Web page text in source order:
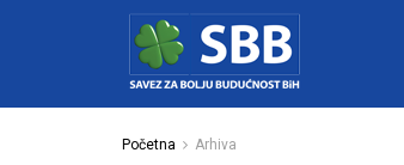
Početna Arhiva